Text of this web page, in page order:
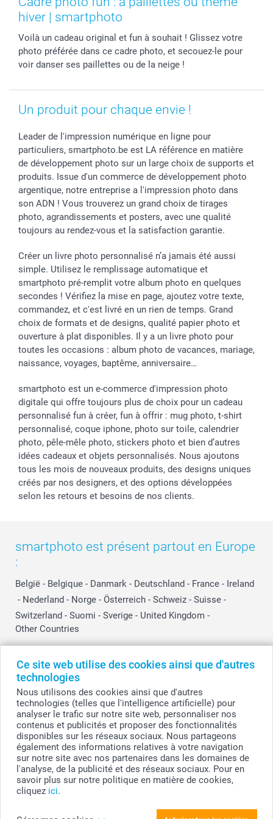
Ce site web utilise des cookies ainsi que d'autres
technologies
Nous utilisons des cookies ainsi que d'autres
technologies (telles que l'intelligence artificielle) pour
analyser le trafic sur notre site web, personnaliser nos
contenus et publicités et proposer des fonctionnalités
disponibles sur les réseaux sociaux. Nous partageons
également des informations relatives à votre navigation
sur notre site avec nos partenaires dans les domaines de
l'analyse, de la publicité et des réseaux sociaux. Pour en
savoir plus sur notre politique en matière de cookies,
cliquez ici.
Personnalisez votre Cadre photo à paillettes
Cadres photo, accessoires déco & bonbons
Dénicheur d'idées cadeau
Fête des Pères
Rentrée des classes
Communion
Vacances
Droit de rétraction
Conditions générales
Vie privée
Tarifs
Investisseurs
smartbonus
Modes de paiement
Modes de livraison
Statut de ma commande
hiver | smartphoto
Voilà un cadeau original et fun à souhait ! Glissez votre
photo préférée dans ce cadre photo, et secouez-le pour
voir danser ses paillettes ou de la neige !
Un produit pour chaque envie !
Leader de l'impression numérique en ligne pour
particuliers, smartphoto.be est LA référence en matière
de développement photo sur un large choix de supports et
produits. Issue d'un commerce de développement photo
argentique, notre entreprise a l'impression photo dans
son ADN ! Vous trouverez un grand choix de tirages
photo, agrandissements et posters, avec une qualité
toujours au rendez-vous et la satisfaction garantie.
Créer un livre photo personnalisé n’a jamais été aussi
simple. Utilisez le remplissage automatique et
smartphoto pré-remplit votre album photo en quelques
secondes ! Vérifiez la mise en page, ajoutez votre texte,
commandez, et c'est livré en un rien de temps. Grand
choix de formats et de designs, qualité papier photo et
ouverture à plat disponibles. Il y a un livre photo pour
toutes les occasions : album photo de vacances, mariage,
naissance, voyages, baptême, anniversaire…
smartphoto est un e-commerce d'impression photo
digitale qui offre toujours plus de choix pour un cadeau
personnalisé fun à créer, fun à offrir : mug photo, t-shirt
personnalisé, coque iphone, photo sur toile, calendrier
photo, pêle-mêle photo, stickers photo et bien d’autres
idées cadeaux et objets personnalisés. Nous ajoutons
tous les mois de nouveaux produits, des designs uniques
créés par nos designers, et des options développées
selon les retours et besoins de nos clients.
smartphoto est présent partout en Europe
:
België - Belgique - Danmark - Deutschland - France - Ireland
- Nederland - Norge - Österreich - Schweiz - Suisse -
Switzerland - Suomi - Sverige - United Kingdom -
Other Countries
© smartphoto group. Tous droits réservés
smartphoto group SA.
Siège social : Kwatrechtsteenweg 160, 9230 Wetteren, Belgique
Numéro de TVA BE 0405.706.755
Numéro d'entreprise 0405.706.755.
Coordonnées bancaires: IBAN BE71 2850 2711 5569 - BIC: GEBABEBB
Tous les prix sont en EURO (€), TVA incluse et hors frais de port.